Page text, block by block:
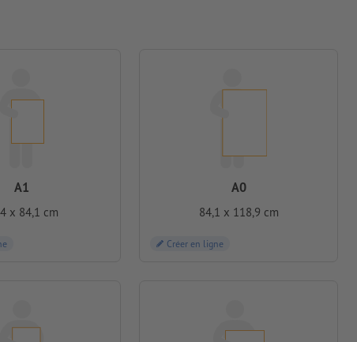
A1
x 84,1 cm
A0
84,1 x 118,9 cm
Créer en ligne